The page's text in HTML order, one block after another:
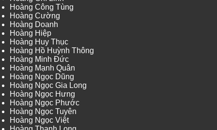
Hoàng Công Tùng
Hoàng Cường
Hoàng Doanh
Hoàng Hiệp
Hoàng Huy Thục
Hoàng Hồ Huỳnh Thông
Hoàng Minh Đức
Hoàng Mạnh Quân
Hoàng Ngọc Dũng
Hoàng Ngọc Gia Long
Hoàng Ngọc Hưng
Hoàng Ngọc Phước
Hoàng Ngọc Tuyên
Hoàng Ngọc Việt